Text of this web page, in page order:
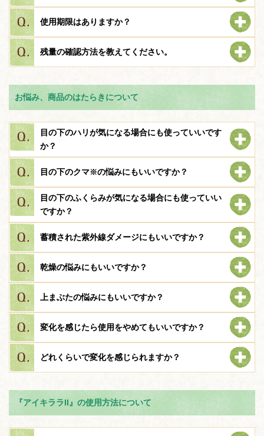
使用期限はありますか？
残量の確認方法を教えてください。
お悩み、商品のはたらきについて
目の下のハリが気になる場合にも使っていいです
か？
目の下のクマ※の悩みにもいいですか？
目の下のふくらみが気になる場合にも使っていい
ですか？
蓄積された紫外線ダメージにもいいですか？
乾燥の悩みにもいいですか？
上まぶたの悩みにもいいですか？
変化を感じたら使用をやめてもいいですか？
どれくらいで変化を感じられますか？
『アイキララII』の使用方法について